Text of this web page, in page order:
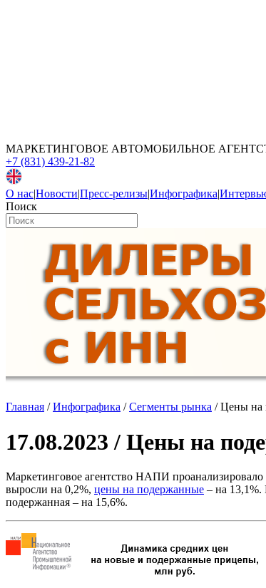
МАРКЕТИНГОВОЕ АВТОМОБИЛЬНОЕ
+7 (831) 439-21-82
О нас|Новости|Пресс-релизы|Инфографика|
Поиск
Главная /Инфографика /Сегменты рынка /Цены на
17.08.2023 / Цены на
Маркетинговое агентство НАПИ
выросли на 0,2%, цены на подержанные – на
подержанная – на 15,6%.